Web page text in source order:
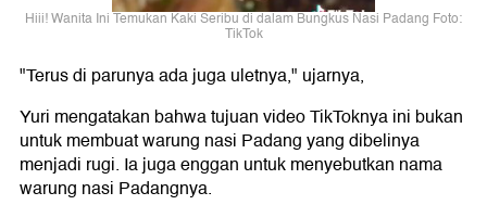
Hiii! Wanita Ini Temukan Kaki Seribu di dalam Bungkus Nasi Padang Foto:
TikTok
"Terus di parunya ada juga uletnya," ujarnya,
Yuri mengatakan bahwa tujuan video TikToknya ini bukan
untuk membuat warung nasi Padang yang dibelinya
menjadi rugi. Ia juga enggan untuk menyebutkan nama
warung nasi Padangnya.